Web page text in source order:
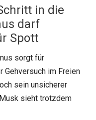
in die
darf
Spott
sorgt für
Gehversuch im Freien
sein unsicherer
sieht trotzdem